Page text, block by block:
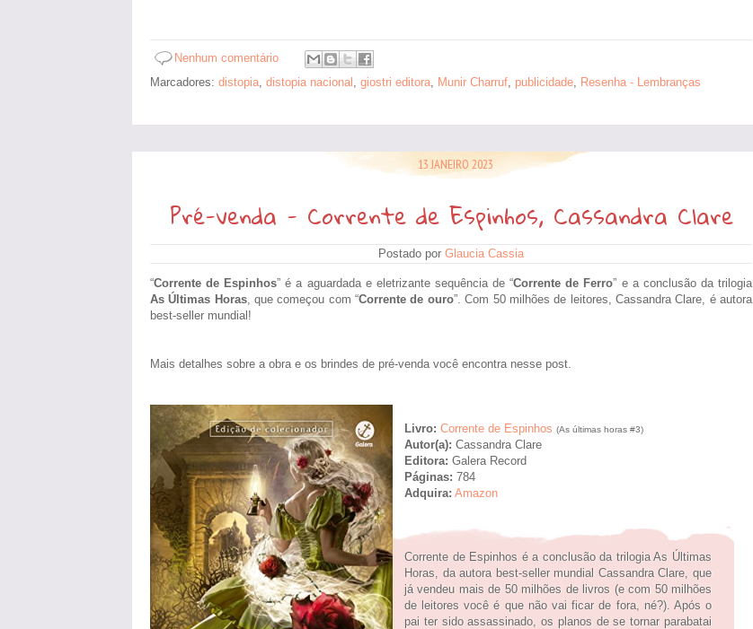
Nenhum comentário
Marcadores: distopia, distopia nacional , giostri editora, Munir Charruf, publicidade, Resenha - Lembranças
13 JANEIRO 2023
Pré-venda - Corrente de Espinhos, Cassandra Clare
Postado por Glaucia Cassia
“Corrente de Espinhos” é a aguardada e eletrizante sequência de “Corrente de Ferro” e a conclusão da trilogia
As Últimas Horas, que começou com “Corrente de ouro”. Com 50 milhões de leitores, Cassandra Clare, é autora
best-seller mundial!
Mais detalhes sobre a obra e os brindes de pré-venda você encontra nesse post.
Livro: Corrente de Espinhos (As últimas horas #3)
Autor(a): Cassandra Clare
Editora: Galera Record
Páginas: 784
Adquira: Amazon
Corrente de Espinhos é a conclusão da trilogia As Últimas
Horas, da autora best-seller mundial Cassandra Clare, que
já vendeu mais de 50 milhões de livros (e com 50 milhões
de leitores você é que não vai ficar de fora, né?). Após o
pai ter sido assassinado, os planos de se tornar parabatai